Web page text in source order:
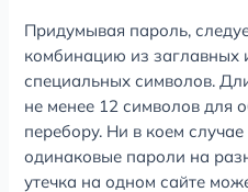
Придумывая пароль,
комбинацию из заглавных
специальных символов.
не менее 12 символов для
перебору. Ни в коем
одинаковые пароли на
утечка на одном сайте